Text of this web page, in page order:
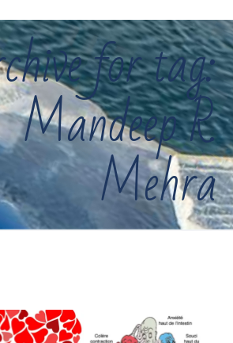
for tag:
Mandeep R.
Mehra